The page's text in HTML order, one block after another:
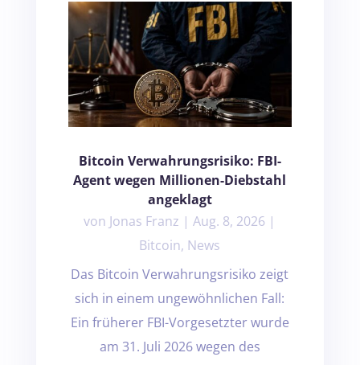
Bitcoin Verwahrungsrisiko: FBI-
Agent wegen Millionen-Diebstahl
angeklagt
von Jonas Franz |Aug. 8, 2026 |
Bitcoin, News
Das Bitcoin Verwahrungsrisiko zeigt
sich in einem ungewöhnlichen Fall:
Ein früherer FBI-Vorgesetzter wurde
am 31. Juli 2026 wegen des